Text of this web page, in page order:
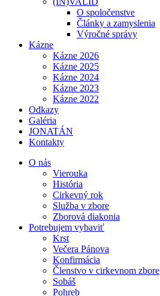
O spoločenstve
Články a zamyslenia
Výročné správy
Kázne
Kázne 2026
Kázne 2025
Kázne 2024
Kázne 2023
Kázne 2022
Odkazy
Galéria
JONATÁN
Kontakty
O nás
Vierouka
História
Cirkevný rok
Služba v zbore
Zborová diakonia
Potrebujem vybaviť
Krst
Večera Pánova
Konfirmácia
Členstvo v cirkevnom zbore
Sobáš
Pohreb